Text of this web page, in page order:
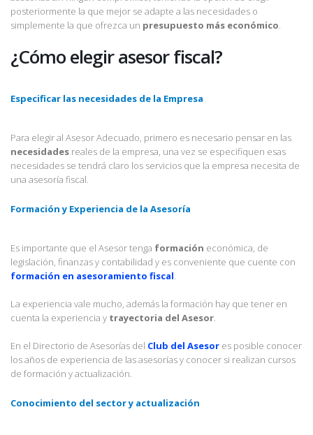
posteriormente la que mejor se adapte a las necesidades o
simplemente la que ofrezca un presupuesto más económico.
¿Cómo elegir asesor fiscal?
Especificar las necesidades de la Empresa
Para elegir al Asesor Adecuado, primero es necesario pensar en las
necesidades reales de la empresa, una vez se especifiquen esas
necesidades se tendrá claro los servicios que la empresa necesita de
una asesoría fiscal.
Formación y Experiencia de la Asesoría
Es importante que el Asesor tenga formación económica, de
legislación, finanzas y contabilidad y es conveniente que cuente con
formación en asesoramiento fiscal.
La experiencia vale mucho, además la formación hay que tener en
cuenta la experiencia y trayectoria del Asesor.
En el Directorio de Asesorías del Club del Asesor es posible conocer
los años de experiencia de las asesorías y conocer si realizan cursos
de formación y actualización.
Conocimiento del sector y actualización